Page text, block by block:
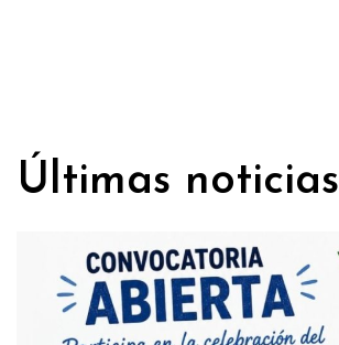
Últimas noticias